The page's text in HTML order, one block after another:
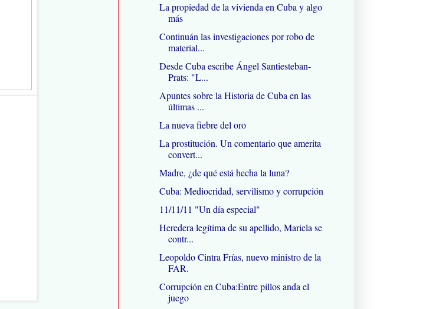
La propiedad de la vivienda en Cuba y algo
más
Continuán las investigaciones por robo de
material...
Desde Cuba escribe Ángel Santiesteban-
Prats: "L...
Apuntes sobre la Historia de Cuba en las
últimas ...
La nueva fiebre del oro
La prostitución. Un comentario que amerita
convert...
Madre, ¿de qué está hecha la luna?
Cuba: Mediocridad, servilismo y corrupción
11/11/11 "Un día especial"
Heredera legítima de su apellido, Mariela se
contr...
Leopoldo Cintra Frías, nuevo ministro de la
FAR.
Corrupción en Cuba:Entre pillos anda el
juego